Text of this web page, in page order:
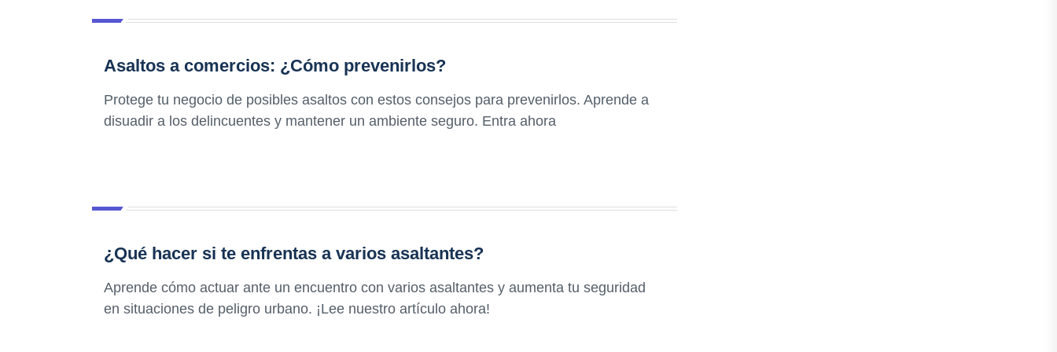
Asaltos a comercios: ¿Cómo prevenirlos?
Protege tu negocio de posibles asaltos con estos consejos para prevenirlos. Aprende a
disuadir a los delincuentes y mantener un ambiente seguro. Entra ahora
¿Qué hacer si te enfrentas a varios asaltantes?
Aprende cómo actuar ante un encuentro con varios asaltantes y aumenta tu seguridad
en situaciones de peligro urbano. ¡Lee nuestro artículo ahora!